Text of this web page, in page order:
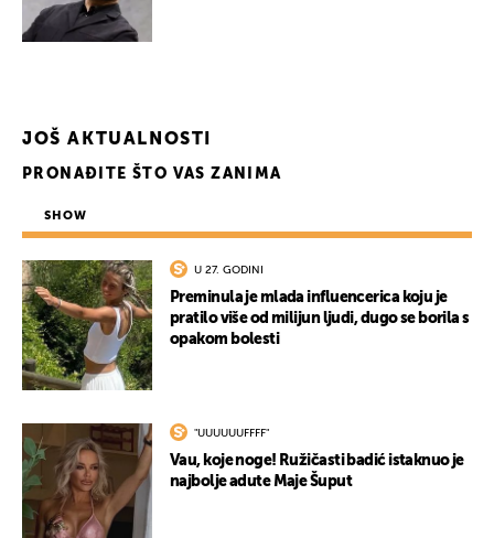
JOŠ AKTUALNOSTI
PRONAĐITE ŠTO VAS ZANIMA
SHOW
U 27. GODINI
Preminula je mlada influencerica koju je
pratilo više od milijun ljudi, dugo se borila s
opakom bolesti
"UUUUUUFFFF"
Vau, koje noge! Ružičasti badić istaknuo je
najbolje adute Maje Šuput